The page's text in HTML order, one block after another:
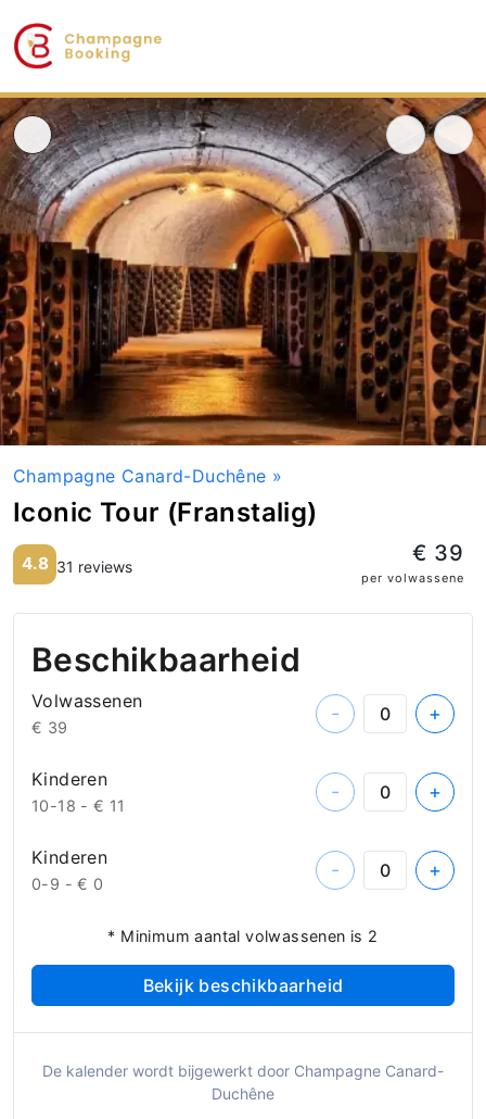
Champagne Canard-Duchêne »
Iconic Tour (Franstalig)
4.8 31 reviews € 39
per volwassene
Beschikbaarheid
Volwassenen
€ 39
- +
Kinderen
10-18 -€ 11
- +
Kinderen
0-9 -€ 0
- +
* Minimum aantal volwassenen is 2
Bekijk beschikbaarheid
De kalender wordt bijgewerkt door Champagne Canard-
Duchêne